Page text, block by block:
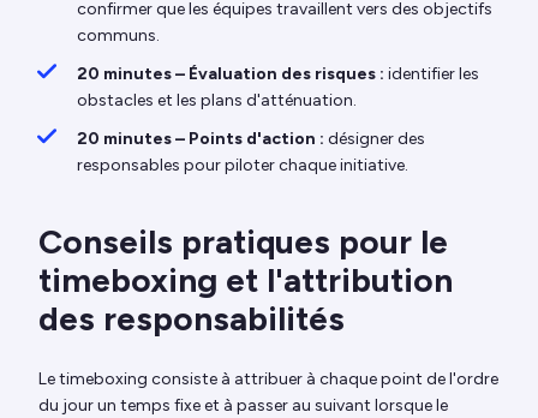
confirmer que les équipes travaillent vers des objectifs
communs.
20 minutes – Évaluation des risques : identifier les
obstacles et les plans d'atténuation.
20 minutes – Points d'action : désigner des
responsables pour piloter chaque initiative.
Conseils pratiques pour le
timeboxing et l'attribution
des responsabilités
Le timeboxing consiste à attribuer à chaque point de l'ordre
du jour un temps fixe et à passer au suivant lorsque le